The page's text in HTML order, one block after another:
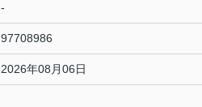
-
97708986
2026年08月06日